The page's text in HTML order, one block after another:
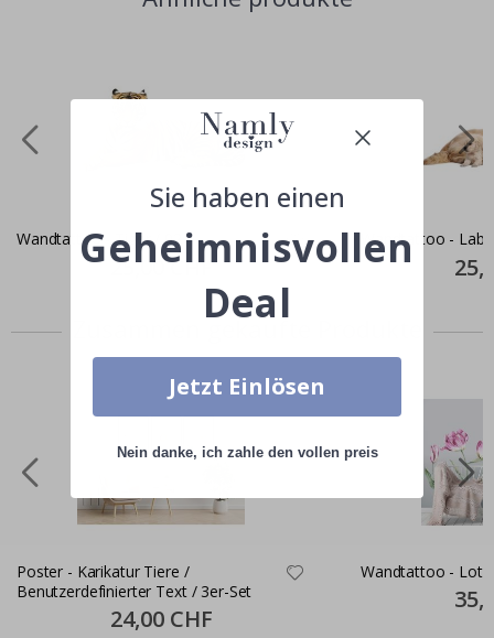
Wandtattoo - Tiger / 02
Special
25,00 CHF
Wandtattoo -
Price
Zusammen gekaufte Produkte
Poster - Karikatur Tiere /
Benutzerdefinierter Text / 3er-Set
Special
Price
24,00 CHF
Wandtattoo -
Price
Sie haben einen
Geheimnisvollen
Deal
Jetzt Einlösen
Nein danke, ich zahle den vollen preis